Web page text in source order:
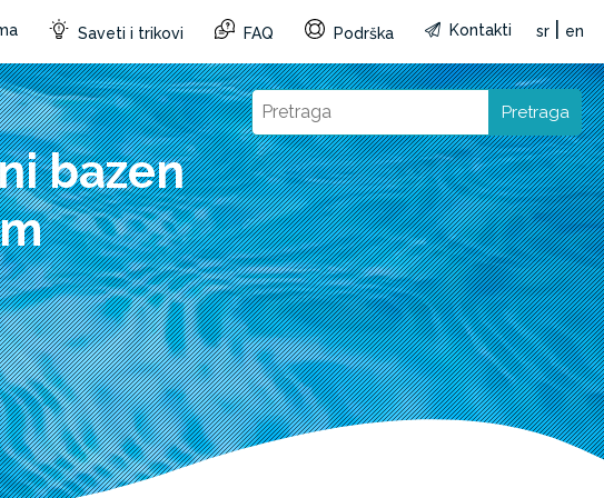
Saveti i trikovi FAQ Podrška Kontakti sr en
Pretraga
bazen